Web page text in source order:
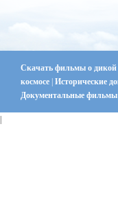
Скачать фильмы о дикой
космосе | Исторические
Документальные фильмы
|